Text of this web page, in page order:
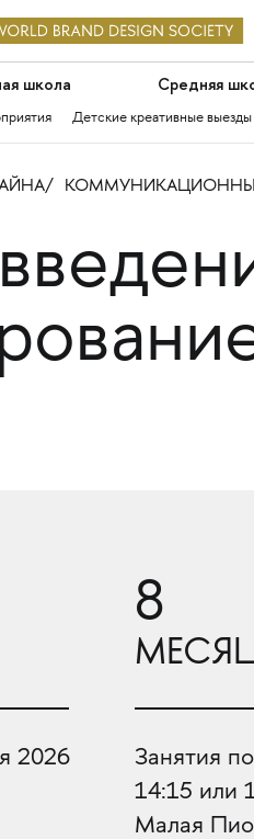
школа Средняя
Детские креативные
2026
8
Занятия
14:15 или
Малая